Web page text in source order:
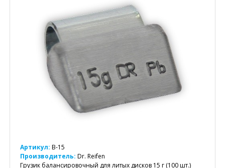
Артикул: B-15
Производитель: Dr. Reifen
Грузик балансировочный для литых дисков 15 г (100 шт.)